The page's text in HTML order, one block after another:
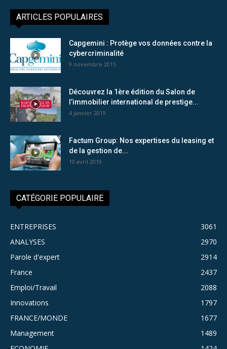
ARTICLES POPULAIRES
Capgemini : Protège vos données contre la
cybercriminalité
9 novembre 2015
Découvrez la 1ère édition du Salon de
l’immobilier international de prestige...
4 janvier 2019
Factum Group: Nos expertises du leasing et
de la gestion de...
10 avril 2019
CATÉGORIE POPULAIRE
ENTREPRISES
3061
ANALYSES
2970
Parole d'expert
2914
France
2437
Emploi/Travail
2088
Innovations
1797
FRANCE/MONDE
1677
Management
1489